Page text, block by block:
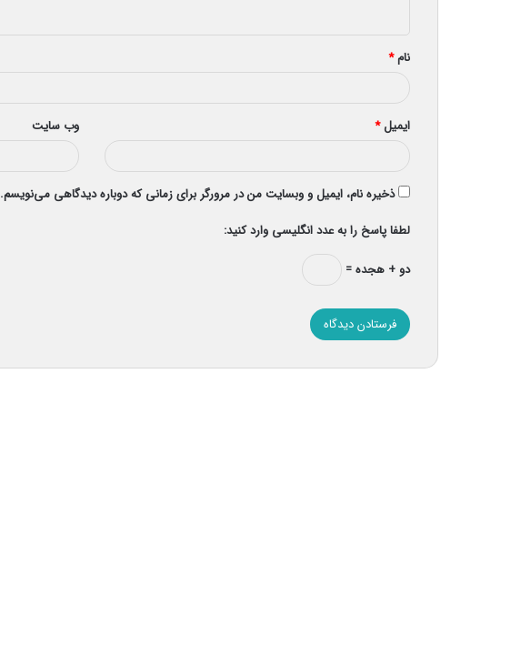
*
نام*
ایمیل* وب‌ سایت
ذخیره نام، ایمیل و وبسایت من در مرورگر برای زمانی که دوباره دیدگاهی می‌نویسم.
لطفا پاسخ را به عدد انگلیسی وارد کنید:
دو + هجده =